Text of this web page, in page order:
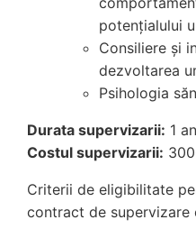
potențialului
Consiliere și
dezvoltarea
Psihologia
Durata supervizarii: 1 an
Costul supervizarii:
Criterii de eligibilitate
contract de supervizare